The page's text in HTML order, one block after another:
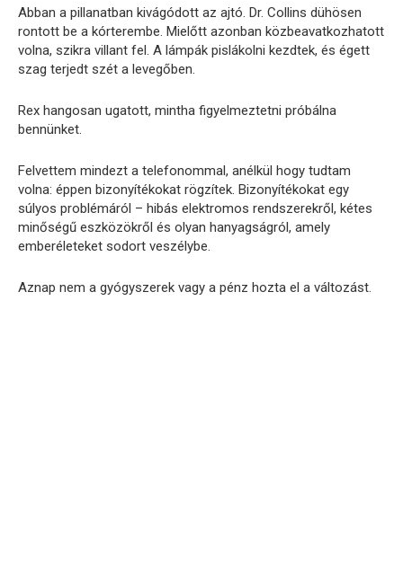
Abban a pillanatban kivágódott az ajtó. Dr. Collins dühösen
rontott be a kórterembe. Mielőtt azonban közbeavatkozhatott
volna, szikra villant fel. A lámpák pislákolni kezdtek, és égett
szag terjedt szét a levegőben.
Rex hangosan ugatott, mintha figyelmeztetni próbálna
bennünket.
Felvettem mindezt a telefonommal, anélkül hogy tudtam
volna: éppen bizonyítékokat rögzítek. Bizonyítékokat egy
súlyos problémáról – hibás elektromos rendszerekről, kétes
minőségű eszközökről és olyan hanyagságról, amely
emberéleteket sodort veszélybe.
Aznap nem a gyógyszerek vagy a pénz hozta el a változást.